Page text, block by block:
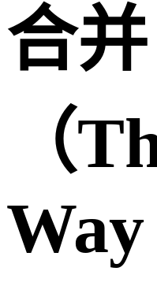
合并
（
Way